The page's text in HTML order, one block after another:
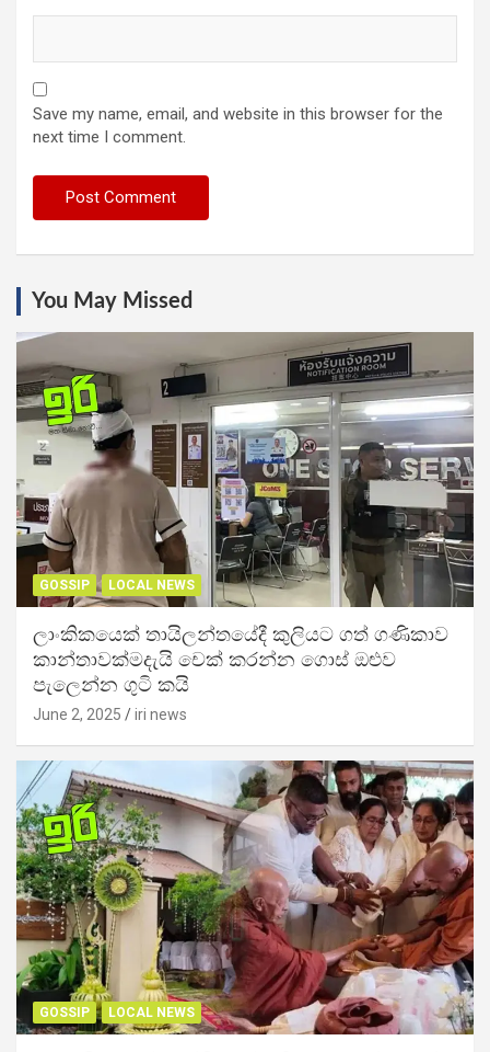
Save my name, email, and website in this browser for the
next time I comment.
You May Missed
GOSSIP LOCAL NEWS
ලාංකිකයෙක් තායිලන්තයේදී කුලියට ගත් ගණිකාව
කාන්තාවක්මදැයි චෙක් කරන්න ගොස් ඔළුව
පැලෙන්න ගුටි කයි
June 2, 2025 iri news
GOSSIP LOCAL NEWS